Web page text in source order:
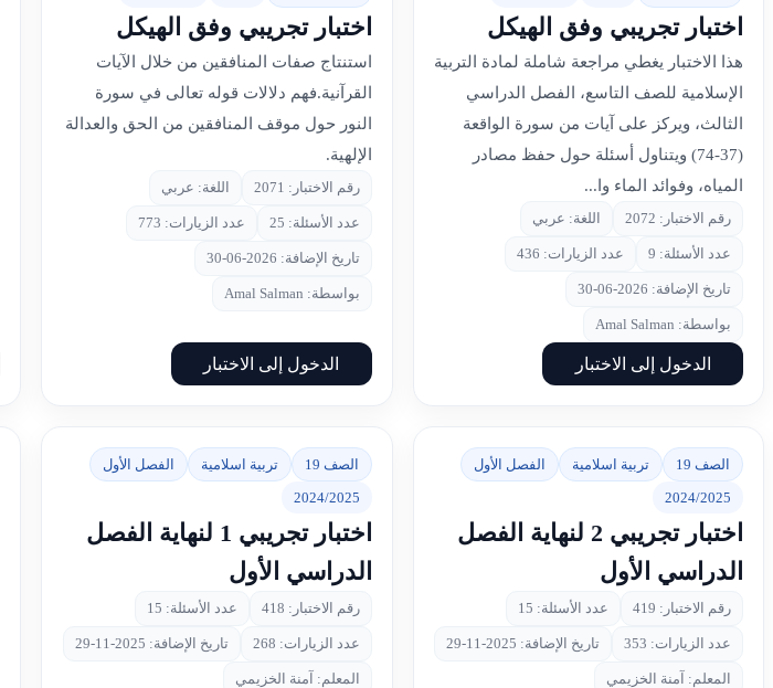
اختبار تجريبي وفق الهيكل
هذا الاختبار يغطي مراجعة شاملة لمادة التربية
الإسلامية للصف التاسع، الفصل الدراسي
الثالث، ويركز على آيات من سورة الواقعة
(37-74) ويتناول أسئلة حول حفظ مصادر
المياه، وفوائد الماء وا...
رقم الاختبار: 2072 اللغة: عربي
عدد الأسئلة: 9 عدد الزيارات: 436
تاريخ الإضافة: 2026-06-30
بواسطة: Amal Salman
الدخول إلى الاختبار
اختبار تجريبي وفق الهيكل
استنتاج صفات المنافقين من خلال الآيات
القرآنية.فهم دلالات قوله تعالى في سورة
النور حول موقف المنافقين من الحق والعدالة
الإلهية.
رقم الاختبار: 2071 اللغة: عربي
عدد الأسئلة: 25 عدد الزيارات: 773
تاريخ الإضافة: 2026-06-30
بواسطة: Amal Salman
الدخول إلى الاختبار
الصف 19 تربية اسلامية
الفصل الأول
2024/2025
اختبار تجريبي 2 لنهاية الفصل
الدراسي الأول
رقم الاختبار: 419 عدد الأسئلة: 15
عدد الزيارات: 353 تاريخ الإضافة: 2025-11-29
المعلم: آمنة الخزيمي
الصف 19 تربية اسلامية
الفصل الأول
2024/2025
اختبار تجريبي 1 لنهاية الفصل
الدراسي الأول
رقم الاختبار: 418 عدد الأسئلة: 15
عدد الزيارات: 268 تاريخ الإضافة: 2025-11-29
المعلم: آمنة الخزيمي